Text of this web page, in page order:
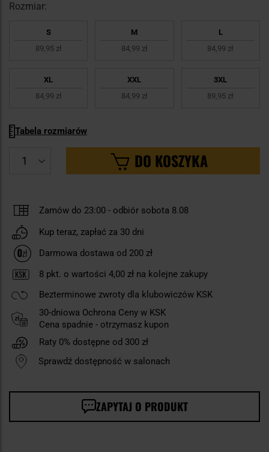
Rozmiar:
S
89,95 zł
M
84,99 zł
L
84,99 zł
XL
84,99 zł
XXL
84,99 zł
3XL
89,95 zł
Tabela rozmiarów
DO KOSZYKA
Zamów do 23:00 - odbiór sobota 8.08
Kup teraz, zapłać za 30 dni
Darmowa dostawa od 200 zł
8 pkt. o wartości 4,00 zł na kolejne zakupy
Bezterminowe zwroty dla klubowiczów KSK
30-dniowa Ochrona Ceny w KSK
Cena spadnie - otrzymasz kupon
Raty 0% dostępne od 300 zł
Sprawdź dostępność w salonach
ZAPYTAJ O PRODUKT